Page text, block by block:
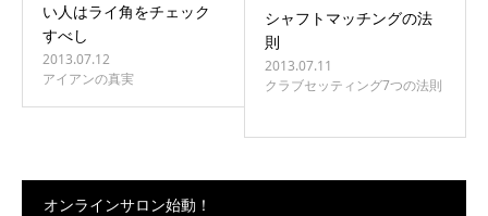
い人はライ角をチェック
すべし
2013.07.12
アイアンの真実
シャフトマッチングの法
則
2013.07.11
クラブセッティング7つの法則
オンラインサロン始動！